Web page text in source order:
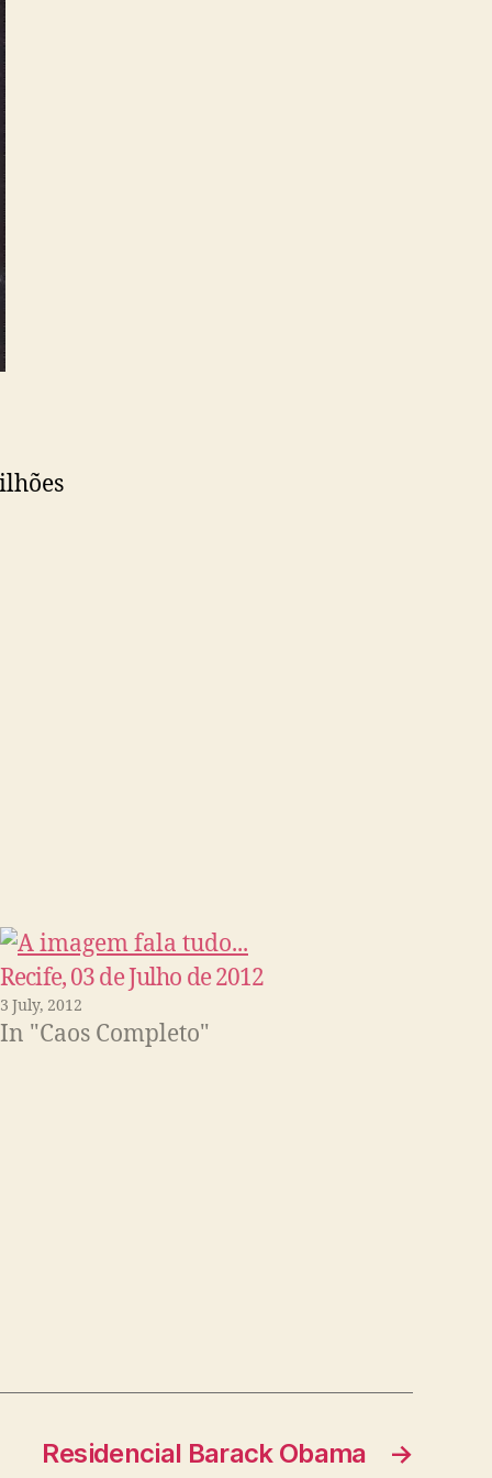
Recife, 03 de Julho de 2012
3 July, 2012
In "Caos Completo"
→
Residencial Barack Obama